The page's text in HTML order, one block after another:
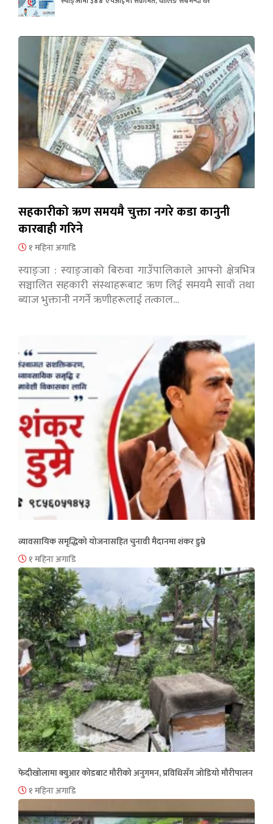
सहकारीको ऋण समयमै चुक्ता नगरे कडा कानुनी
कारबाही गरिने
१ महिना अगाडि
स्याङ्जा : स्याङ्जाको बिरुवा गाउँपालिकाले आफ्नो क्षेत्रभित्र
सञ्चालित सहकारी संस्थाहरूबाट ऋण लिई समयमै सावाँ तथा
ब्याज भुक्तानी नगर्ने ऋणीहरूलाई तत्काल…
व्यावसायिक समृद्धिको योजनासहित चुनावी मैदानमा शंकर डुम्रे
१ महिना अगाडि
फेदीखोलामा क्युआर कोडबाट मौरीको अनुगमन, प्रविधिसँग जोडियो मौरीपालन
१ महिना अगाडि